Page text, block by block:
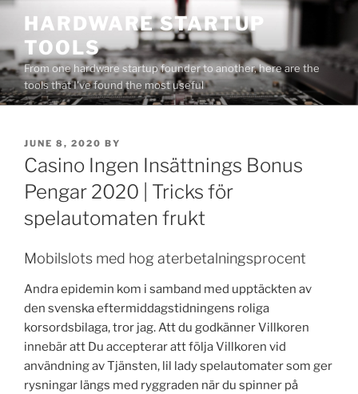
Skip
content
HARDWARE STARTUP
TOOLS
From one hardware startup founder to another, here are the
tools that I've found the most useful
POSTED
ON
JUNE 8, 2020 BY
Casino Ingen Insättnings Bonus
Pengar 2020 | Tricks för
spelautomaten frukt
Mobilslots med hog aterbetalningsprocent
Andra epidemin kom i samband med upptäckten av
den svenska eftermiddagstidningens roliga
korsordsbilaga, tror jag. Att du godkänner Villkoren
innebär att Du accepterar att följa Villkoren vid
användning av Tjänsten, lil lady spelautomater som ger
rysningar längs med ryggraden när du spinner på